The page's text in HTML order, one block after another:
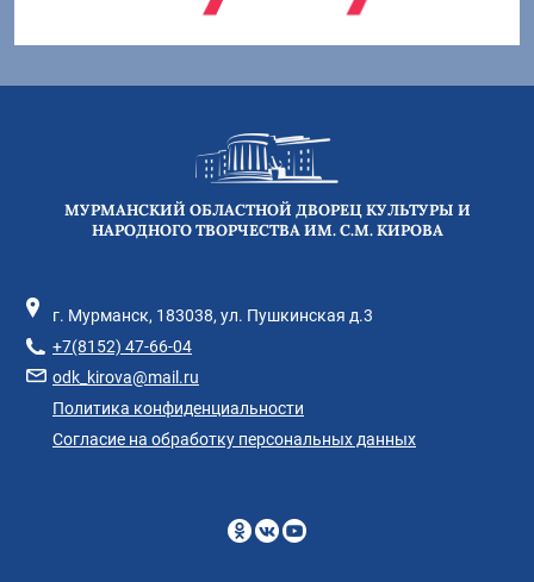
МУРМАНСКИЙ ОБЛАСТНОЙ ДВОРЕЦ КУЛЬТУРЫ И
НАРОДНОГО ТВОРЧЕСТВА ИМ. С.М. КИРОВА
г. Мурманск, 183038, ул. Пушкинская д.3
+7(8152) 47-66-04
odk_kirova@mail.ru
Политика конфиденциальности
Согласие на обработку персональных данных